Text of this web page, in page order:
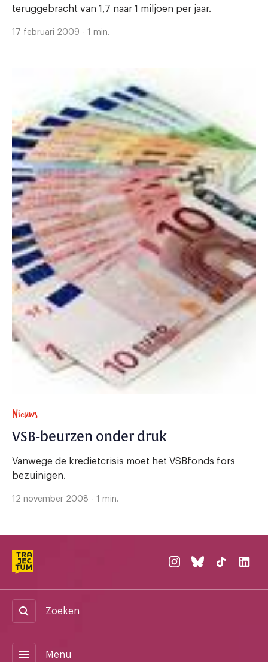
teruggebracht van 1,7 naar 1 miljoen per jaar.
17 februari 2009 - 1 min.
Nieuws
VSB-beurzen onder druk
Vanwege de kredietcrisis moet het VSBfonds fors
bezuinigen.
12 november 2008 - 1 min.
Zoeken
menu Menu